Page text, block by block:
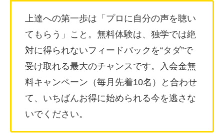
上達への第一歩は「プロに自分の声を聴い
てもらう」こと。無料体験は、独学では絶
対に得られないフィードバックを“タダ”で
受け取れる最大のチャンスです。入会金無
料キャンペーン（毎月先着10名）と合わせ
て、いちばんお得に始められる今を逃さな
いでください。